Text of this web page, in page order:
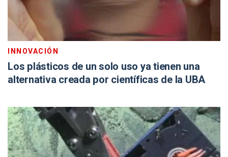
INNOVACIÓN
Los plásticos de un solo uso ya tienen una
alternativa creada por científicas de la UBA